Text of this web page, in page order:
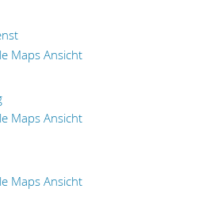
Maps Ansicht
Maps Ansicht
Maps Ansicht